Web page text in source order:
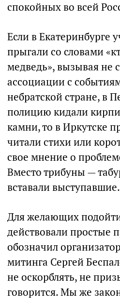
спокойных во всей
Если в Екатеринбурге
прыгали со словами
медведь», вызывая не
ассоциации с
небратской стране, в
полицию кидали
камни, то в Иркутске
читали стихи или
свое мнение о
Вместо трибуны —
вставали выступавшие.
Для желающих
действовали простые
обозначил
митинга Сергей
не оскорблять, не
говорится. Мы же